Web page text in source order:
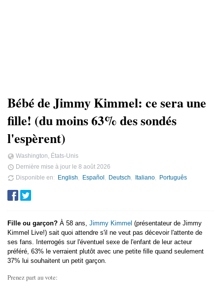
Bébé de Jimmy Kimmel: ce sera une
fille! (du moins 63% des sondés
l'espèrent)
Washington, États-Unis
Dernière mise à jour le 8 août 2026
Disponible en
English Español Deutsch Italiano Português
Fille ou garçon? À 58 ans, Jimmy Kimmel (présentateur de Jimmy
Kimmel Live!) sait quoi attendre s'il ne veut pas décevoir l'attente de
ses fans. Interrogés sur l'éventuel sexe de l'enfant de leur acteur
préféré, 63% le verraient plutôt avec une petite fille quand seulement
37% lui souhaitent un petit garçon.
Prenez part au vote: